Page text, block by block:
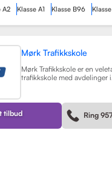
A2 Klasse A1 Klasse B96
Mørk Trafikkskole
Mørk Trafikkskole er en
trafikkskole med avdelinger i
på undervisningen, og har
positive tilbakemeldinger fra
med vurderinger som 5.0 i
Sarpsborg og 4.4 i
tilbud Ring